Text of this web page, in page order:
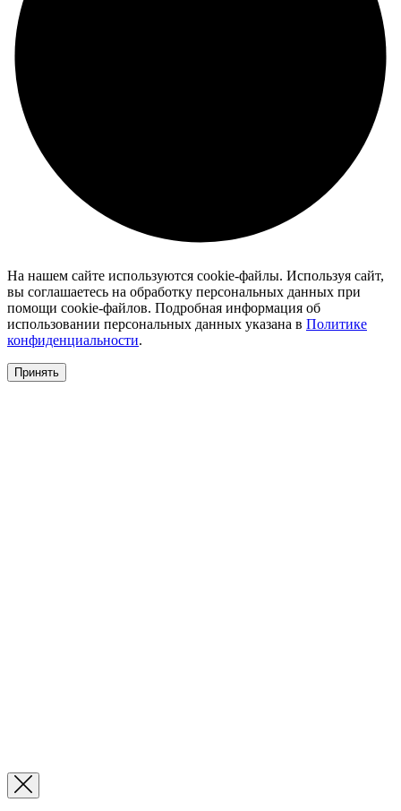
На нашем сайте используются cookie-файлы. Используя сайт,
вы соглашаетесь на обработку персональных данных при
помощи cookie-файлов. Подробная информация об
использовании персональных данных указана в Политике
конфиденциальности.
Принять